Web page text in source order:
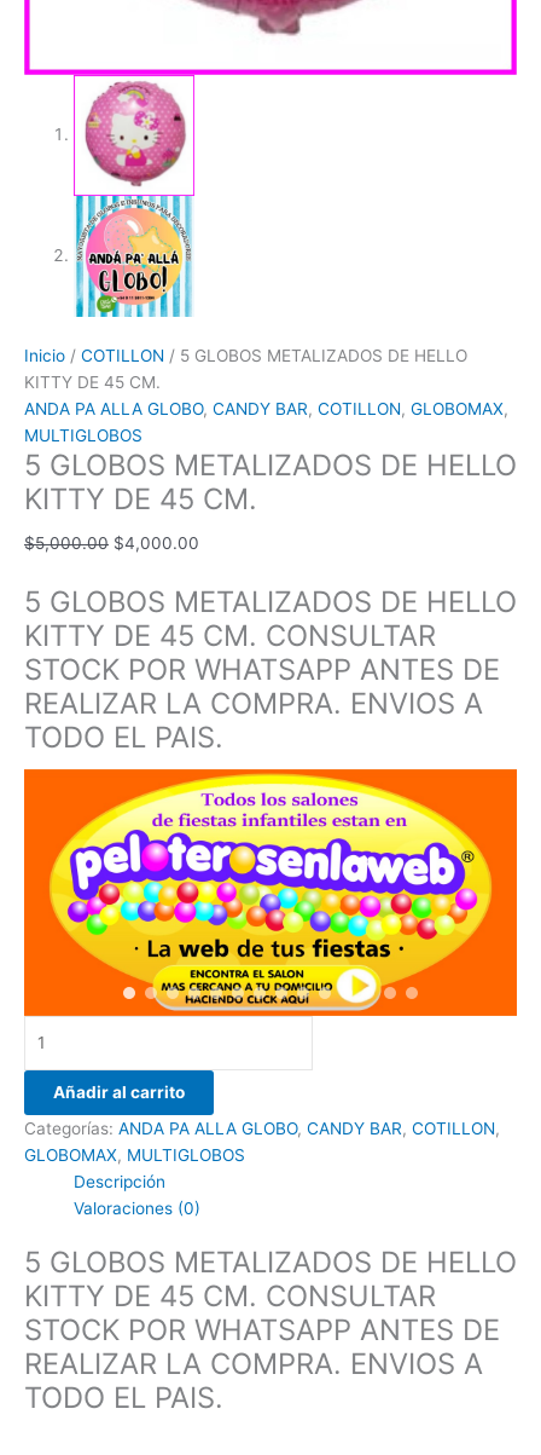
Inicio / COTILLON / 5 GLOBOS METALIZADOS DE HELLO
KITTY DE 45 CM.
ANDA PA ALLA GLOBO, CANDY BAR, COTILLON, GLOBOMAX,
MULTIGLOBOS
5 GLOBOS METALIZADOS DE HELLO
KITTY DE 45 CM.
$5,000.00 $4,000.00
5 GLOBOS METALIZADOS DE HELLO
KITTY DE 45 CM. CONSULTAR
STOCK POR WHATSAPP ANTES DE
REALIZAR LA COMPRA. ENVIOS A
TODO EL PAIS.
Añadir al carrito
Categorías: ANDA PA ALLA GLOBO, CANDY BAR, COTILLON,
GLOBOMAX, MULTIGLOBOS
Descripción
Valoraciones (0)
5 GLOBOS METALIZADOS DE HELLO
KITTY DE 45 CM. CONSULTAR
STOCK POR WHATSAPP ANTES DE
REALIZAR LA COMPRA. ENVIOS A
TODO EL PAIS.